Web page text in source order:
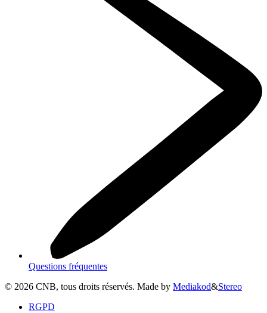
Questions fréquentes
© 2026 CNB, tous droits réservés. Made by Mediakod&Stereo
RGPD